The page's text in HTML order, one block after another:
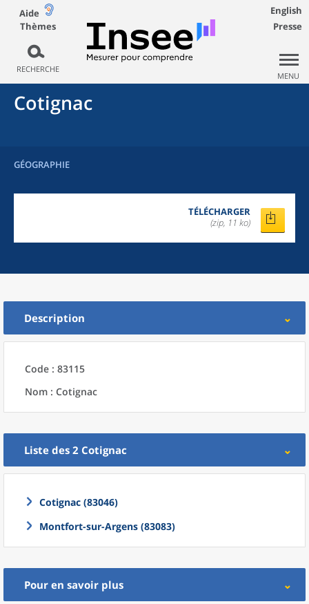
Aide
Thèmes
RECHERCHE
English
Presse
MENU
Cotignac
GÉOGRAPHIE
TÉLÉCHARGER
(zip, 11 ko)
Description
Code : 83115
Nom : Cotignac
Liste des 2 Cotignac
Cotignac (83046)
Montfort-sur-Argens (83083)
Pour en savoir plus